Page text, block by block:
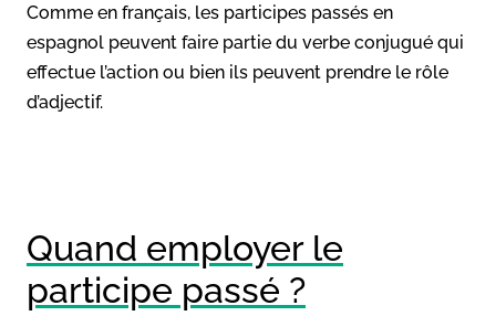
Comme en français, les participes passés en
espagnol peuvent faire partie du verbe conjugué qui
effectue l’action ou bien ils peuvent prendre le rôle
d’adjectif.
Quand employer le
participe passé ?